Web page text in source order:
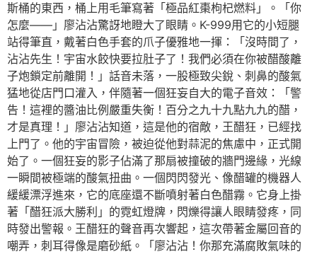
斯桶的東西，桶上用毛筆寫著「極品紅棗枸杞燃料」。「你
怎麼——」廖沾沾驚訝地瞪大了眼睛。K-999用它的小短腿
站得筆直，戴著白色手套的爪子優雅地一揮：「沒時間了，
沾沾先生！宇宙水餃快要拉肚子了！我們必須在你被醋酸離
子炮鎖定前離開！」話音未落，一股極致尖銳、刺鼻的酸氣
猛地從店門口灌入，伴隨著一個狂妄自大的電子音效：「警
告！這裡的醬油比例嚴重失衡！百分之九十九點九九的醋，
才是真理！」廖沾沾知道，這是他的宿敵，王醋狂，已經找
上門了。他的宇宙冒險，被迫從他對蒜泥的焦慮中，正式開
始了。一個狂妄的影子佔滿了那扇被撞破的牆門邊緣，光線
一瞬間被極端的酸氣扭曲。一個閃閃發光、像醋罐的機器人
緩緩漂浮進來，它的底座還不斷噴射著白色醋霧。它身上掛
著「醋狂派大勝利」的霓虹燈牌，閃爍得讓人眼睛發疼，同
時發出警報。王醋狂的聲音再次響起，這次帶著金屬回音的
嘲弄，刺耳得像是磨砂紙。「廖沾沾！你那充滿腐敗氣味的